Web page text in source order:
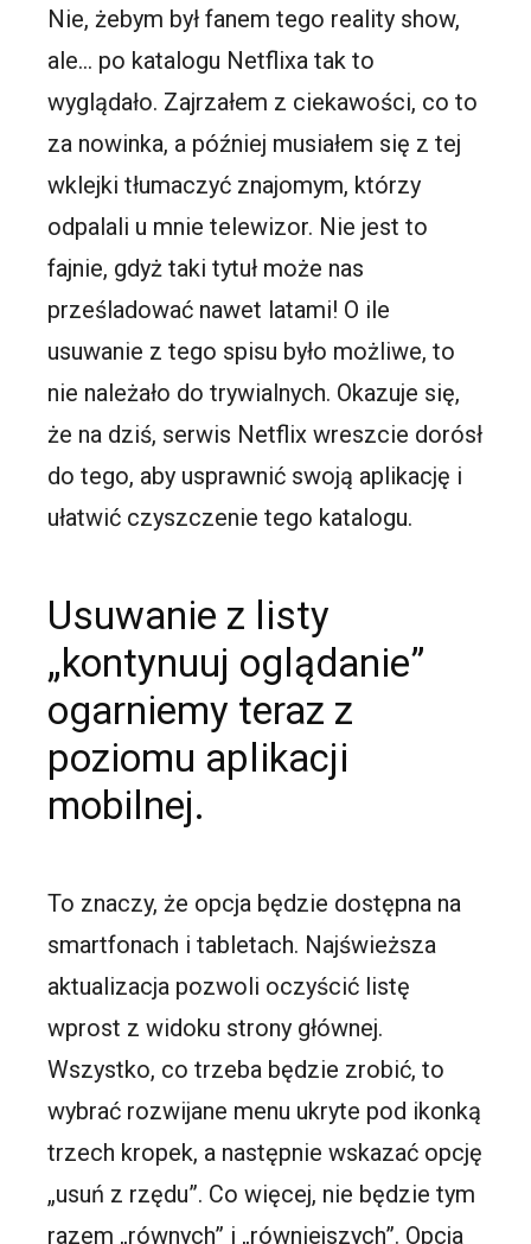
Nie, żebym był fanem tego reality show,
ale… po katalogu Netflixa tak to
wyglądało. Zajrzałem z ciekawości, co to
za nowinka, a później musiałem się z tej
wklejki tłumaczyć znajomym, którzy
odpalali u mnie telewizor. Nie jest to
fajnie, gdyż taki tytuł może nas
prześladować nawet latami! O ile
usuwanie z tego spisu było możliwe, to
nie należało do trywialnych. Okazuje się,
że na dziś, serwis Netflix wreszcie dorósł
do tego, aby usprawnić swoją aplikację i
ułatwić czyszczenie tego katalogu.
Usuwanie z listy
„kontynuuj oglądanie”
ogarniemy teraz z
poziomu aplikacji
mobilnej.
To znaczy, że opcja będzie dostępna na
smartfonach i tabletach. Najświeższa
aktualizacja pozwoli oczyścić listę
wprost z widoku strony głównej.
Wszystko, co trzeba będzie zrobić, to
wybrać rozwijane menu ukryte pod ikonką
trzech kropek, a następnie wskazać opcję
„usuń z rzędu”. Co więcej, nie będzie tym
razem „równych” i „równiejszych”. Opcja